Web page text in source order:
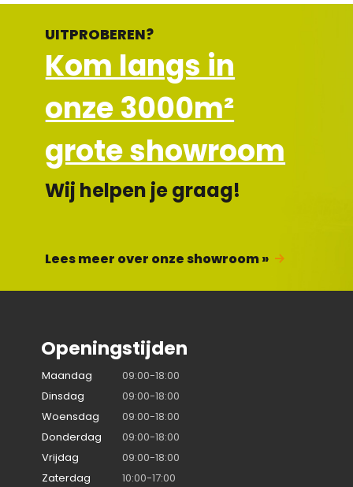
UITPROBEREN?
Kom langs in
onze 3000m²
grote showroom
Wij helpen je graag!
Lees meer over onze showroom »
Openingstijden
Maandag
09:00-18:00
Dinsdag
09:00-18:00
Woensdag
09:00-18:00
Donderdag
09:00-18:00
Vrijdag
09:00-18:00
Zaterdag
10:00-17:00